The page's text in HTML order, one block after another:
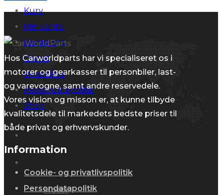
Kurv
Min konto
Montering
Om os
Ønskeliste
Persondatapolitik
Shop
Motor
Hos Carworldparts har vi specialiseret os i
motorer og gearkasser til personbiler, last-
og varevogne, samt andre reservedele.
Vores vision og misson er, at kunne tilbyde
kvalitetsdele til markedets bedste priser til
både privat og erhvervskunder.
Information
Cookie- og privatlivspolitik
Persondatapolitik